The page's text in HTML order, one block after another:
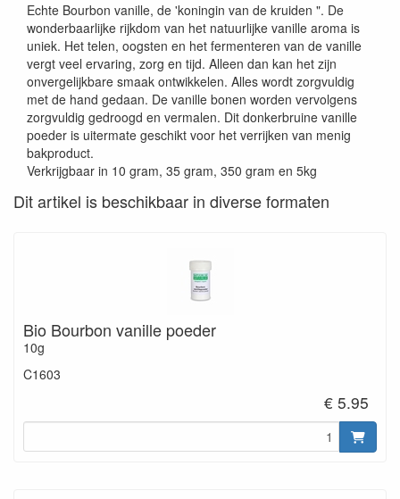
Echte Bourbon vanille, de 'koningin van de kruiden ". De
wonderbaarlijke rijkdom van het natuurlijke vanille aroma is
uniek. Het telen, oogsten en het fermenteren van de vanille
vergt veel ervaring, zorg en tijd. Alleen dan kan het zijn
onvergelijkbare smaak ontwikkelen. Alles wordt zorgvuldig
met de hand gedaan. De vanille bonen worden vervolgens
zorgvuldig gedroogd en vermalen. Dit donkerbruine vanille
poeder is uitermate geschikt voor het verrijken van menig
bakproduct.
Verkrijgbaar in 10 gram, 35 gram, 350 gram en 5kg
Dit artikel is beschikbaar in diverse formaten
Bio Bourbon vanille poeder
10g
C1603
€ 5.95